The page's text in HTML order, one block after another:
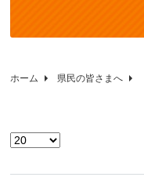
ホーム 県民の皆さまへ
表示数